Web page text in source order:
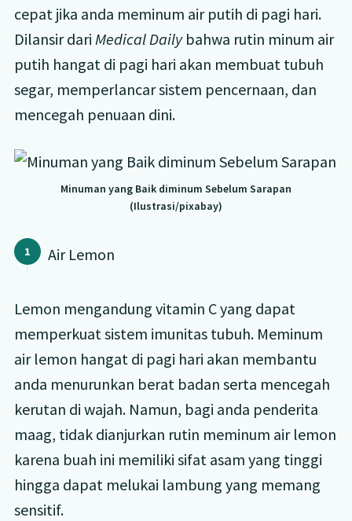
cepat jika anda meminum air putih di pagi hari.
Dilansir dari Medical Daily bahwa rutin minum air
putih hangat di pagi hari akan membuat tubuh
segar, memperlancar sistem pencernaan, dan
mencegah penuaan dini.
Minuman yang Baik diminum Sebelum Sarapan
(Ilustrasi/pixabay)
Air Lemon
Lemon mengandung vitamin C yang dapat
memperkuat sistem imunitas tubuh. Meminum
air lemon hangat di pagi hari akan membantu
anda menurunkan berat badan serta mencegah
kerutan di wajah. Namun, bagi anda penderita
maag, tidak dianjurkan rutin meminum air lemon
karena buah ini memiliki sifat asam yang tinggi
hingga dapat melukai lambung yang memang
sensitif.